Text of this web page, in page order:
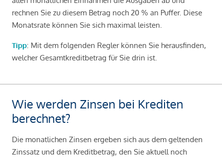
rechnen Sie zu diesem Betrag noch 20 % an Puffer. Diese
Monatsrate können Sie sich maximal leisten.
Tipp: Mit dem folgenden Regler können Sie herausfinden,
welcher Gesamtkreditbetrag für Sie drin ist.
Wie werden Zinsen bei Krediten
berechnet?
Die monatlichen Zinsen ergeben sich aus dem geltenden
Zinssatz und dem Kreditbetrag, den Sie aktuell noch